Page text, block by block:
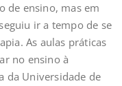
de ensino, mas em
ir a tempo de se
As aulas práticas
no ensino à
da Universidade de